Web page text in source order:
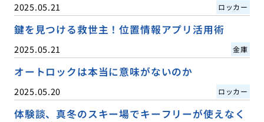
2025.05.21 ロッカー
鍵を見つける救世主！位置情報アプリ活用術
2025.05.21 金庫
オートロックは本当に意味がないのか
2025.05.20 ロッカー
体験談、真冬のスキー場でキーフリーが使えなく